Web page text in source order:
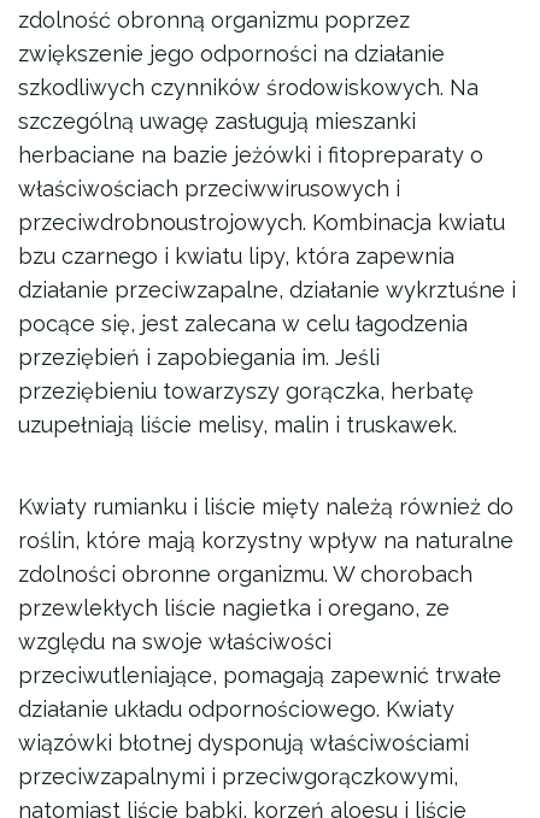
zdolność obronną organizmu poprzez
zwiększenie jego odporności na działanie
szkodliwych czynników środowiskowych. Na
szczególną uwagę zasługują mieszanki
herbaciane na bazie jeżówki i fitopreparaty o
właściwościach przeciwwirusowych i
przeciwdrobnoustrojowych. Kombinacja kwiatu
bzu czarnego i kwiatu lipy, która zapewnia
działanie przeciwzapalne, działanie wykrztuśne i
pocące się, jest zalecana w celu łagodzenia
przeziębień i zapobiegania im. Jeśli
przeziębieniu towarzyszy gorączka, herbatę
uzupełniają liście melisy, malin i truskawek.
Kwiaty rumianku i liście mięty należą również do
roślin, które mają korzystny wpływ na naturalne
zdolności obronne organizmu. W chorobach
przewlekłych liście nagietka i oregano, ze
względu na swoje właściwości
przeciwutleniające, pomagają zapewnić trwałe
działanie układu odpornościowego. Kwiaty
wiązówki błotnej dysponują właściwościami
przeciwzapalnymi i przeciwgorączkowymi,
natomiast liście babki, korzeń aloesu i liście